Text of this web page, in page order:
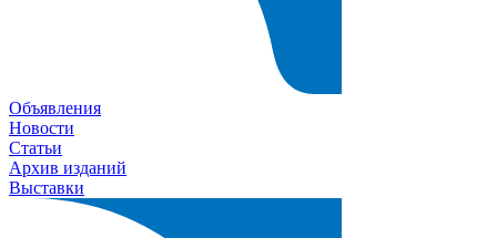
Объявления
Новости
Статьи
Архив изданий
Выставки